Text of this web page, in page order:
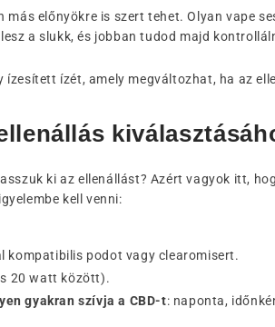
előnyökre is szert tehet. Olyan vape
a slukk, és jobban tudod majd
ízesített ízét, amely megváltozhat, ha az
ki az ellenállást? Azért vagyok itt,
kell venni:
kompatibilis podot vagy clearomisert.
20 watt között).
gyakran szívja a CBD-t: naponta,